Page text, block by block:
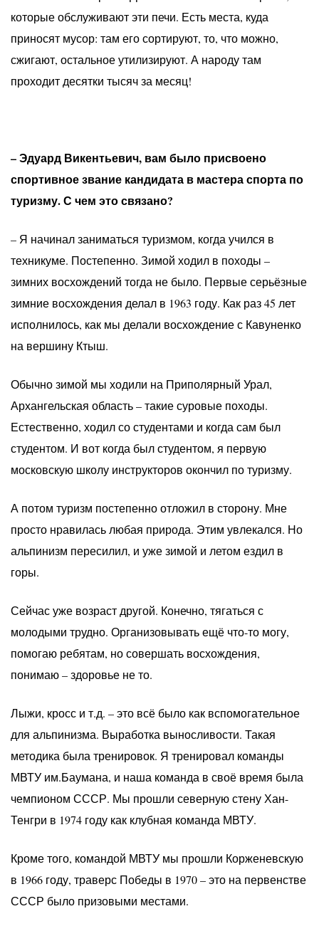
которые обслуживают эти печи. Есть места, куда
приносят мусор: там его сортируют, то, что можно,
сжигают, остальное утилизируют. А народу там
проходит десятки тысяч за месяц!
– Эдуард Викентьевич, вам было присвоено
спортивное звание кандидата в мастера спорта по
туризму. С чем это связано?
– Я начинал заниматься туризмом, когда учился в
техникуме. Постепенно. Зимой ходил в походы –
зимних восхождений тогда не было. Первые серьёзные
зимние восхождения делал в 1963 году. Как раз 45 лет
исполнилось, как мы делали восхождение с Кавуненко
на вершину Ктыш.
Обычно зимой мы ходили на Приполярный Урал,
Архангельская область – такие суровые походы.
Естественно, ходил со студентами и когда сам был
студентом. И вот когда был студентом, я первую
московскую школу инструкторов окончил по туризму.
А потом туризм постепенно отложил в сторону. Мне
просто нравилась любая природа. Этим увлекался. Но
альпинизм пересилил, и уже зимой и летом ездил в
горы.
Сейчас уже возраст другой. Конечно, тягаться с
молодыми трудно. Организовывать ещё что-то могу,
помогаю ребятам, но совершать восхождения,
понимаю – здоровье не то.
Лыжи, кросс и т.д. – это всё было как вспомогательное
для альпинизма. Выработка выносливости. Такая
методика была тренировок. Я тренировал команды
МВТУ им.Баумана, и наша команда в своё время была
чемпионом СССР. Мы прошли северную стену Хан-
Тенгри в 1974 году как клубная команда МВТУ.
Кроме того, командой МВТУ мы прошли Корженевскую
в 1966 году, траверс Победы в 1970 – это на первенстве
СССР было призовыми местами.